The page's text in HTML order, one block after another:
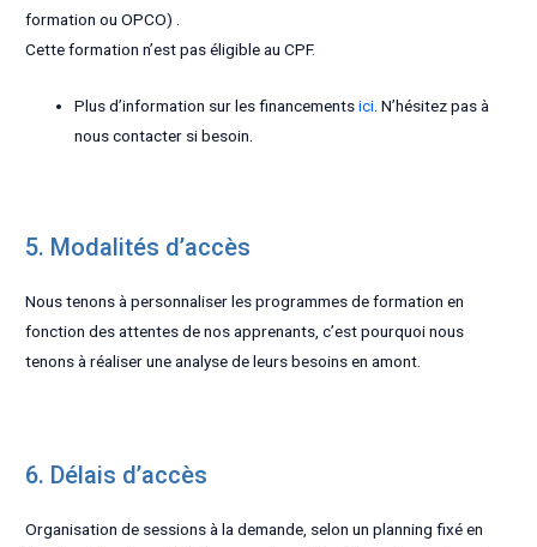
formation ou OPCO) .
Cette formation n’est pas éligible au CPF.
Plus d’information sur les financementsici . N’hésitez pas à
nous contacter si besoin.
5. Modalités d’accès
Nous tenons à personnaliser les programmes de formation en
fonction des attentes de nos apprenants, c’est pourquoi nous
tenons à réaliser une analyse de leurs besoins en amont.
6. Délais d’accès
Organisation de sessions à la demande, selon un planning fixé en